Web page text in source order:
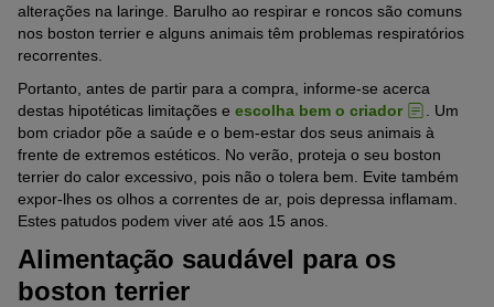
alterações na laringe. Barulho ao respirar e roncos são comuns
nos boston terrier e alguns animais têm problemas respiratórios
recorrentes.
Portanto, antes de partir para a compra, informe-se acerca
destas hipotéticas limitações e escolha bem o criador
. Um
bom criador põe a saúde e o bem-estar dos seus animais à
frente de extremos estéticos. No verão, proteja o seu boston
terrier do calor excessivo, pois não o tolera bem. Evite também
expor-lhes os olhos a correntes de ar, pois depressa inflamam.
Estes patudos podem viver até aos 15 anos.
Alimentação saudável para os
boston terrier